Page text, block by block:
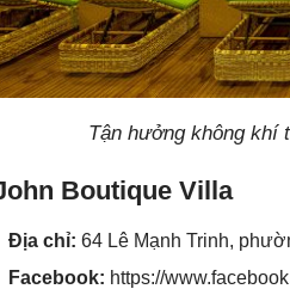
Tận hưởng không khí
Boutique Villa
Địa chỉ: 64 Lê Mạnh Trinh,
Facebook: https://